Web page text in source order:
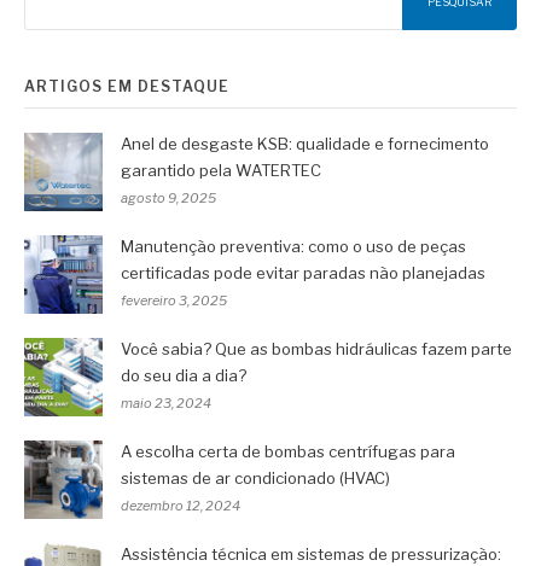
ARTIGOS EM DESTAQUE
Anel de desgaste KSB: qualidade e fornecimento
garantido pela WATERTEC
agosto 9, 2025
Manutenção preventiva: como o uso de peças
certificadas pode evitar paradas não planejadas
fevereiro 3, 2025
Você sabia? Que as bombas hidráulicas fazem parte
do seu dia a dia?
maio 23, 2024
A escolha certa de bombas centrífugas para
sistemas de ar condicionado (HVAC)
dezembro 12, 2024
Assistência técnica em sistemas de pressurização: